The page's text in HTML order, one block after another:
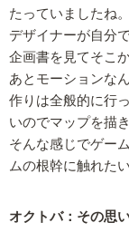
たっていましたね。
デザイナーが自分
企画書を見てそこ
あとモーションな
作りは全般的に行
いのでマップを描
そんな感じでゲー
ムの根幹に触れた
オクトバ：その思